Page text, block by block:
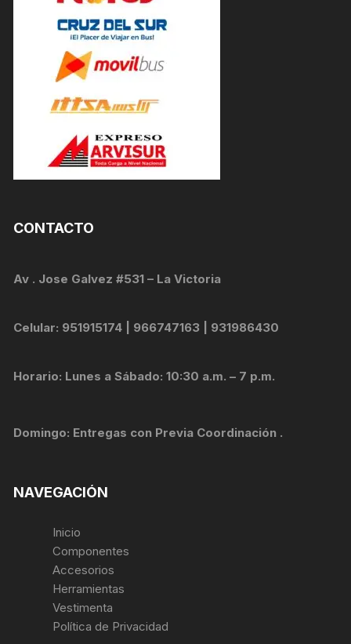
CONTACTO
Av . Jose Galvez #531 – La Victoria
Celular: 951915174 | 966747163 | 931986430
Horario: Lunes a Sábado: 10:30 a.m. – 7 p.m.
Domingo: Entregas con Previa Coordinación .
NAVEGACIÓN
Inicio
Componentes
Accesorios
Herramientas
Vestimenta
Política de Privacidad